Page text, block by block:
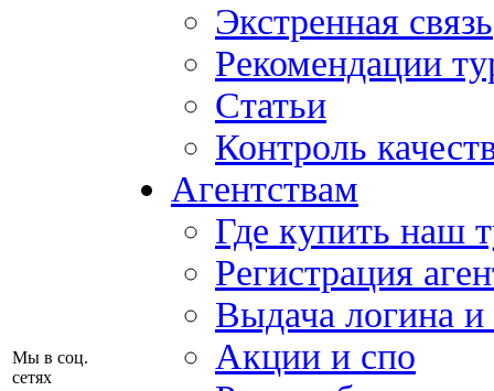
Мы в соц.
сетях
Экстренная связь
Рекомендации
Статьи
Контроль
Агентствам
Где купить наш
Регистрация
Выдача логина и
Акции и спо